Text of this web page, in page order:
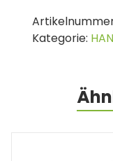
LUM,
1600
Kategorie: